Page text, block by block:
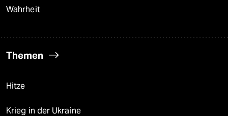
Wahrheit
Themen
Hitze
Krieg in der Ukraine